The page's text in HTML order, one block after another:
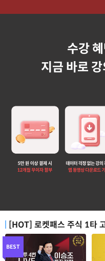
수강
지금 바로
[HOT] 로켓패스 주식 1타
BEST